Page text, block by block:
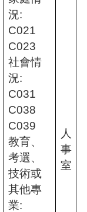
況:
C021
C023
社會情
況:
C031
C038
C039
教育、
考選、
技術或
其他專
業:
人
事
室